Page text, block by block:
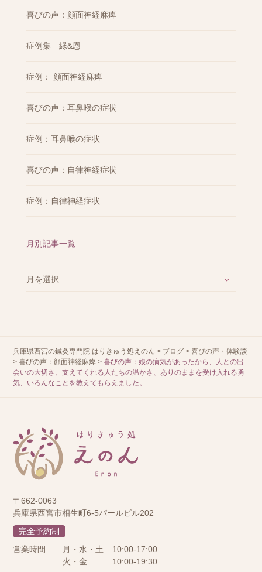
喜びの声：顔面神経麻痺
症例集 縁&恩
症例： 顔面神経麻痺
喜びの声：耳鼻喉の症状
症例：耳鼻喉の症状
喜びの声：自律神経症状
症例：自律神経症状
月別記事一覧
兵庫県西宮の鍼灸専門院 はりきゅう処えのん > ブログ >喜びの声・体験談
>喜びの声：顔面神経麻痺 >喜びの声：娘の病気があったから、人との出
会いの大切さ、支えてくれる人たちの温かさ、ありのままを受け入れる勇
気、いろんなことを教えてもらえました。
〒662-0063
兵庫県西宮市相生町6-5パールビル202
完全予約制
営業時間
月・水・土
10:00-17:00
火・金
10:00-19:30